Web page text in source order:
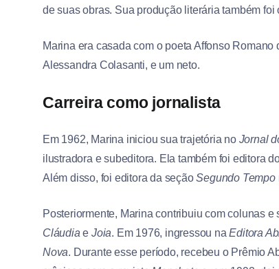
de suas obras. Sua produção literária também
Marina era casada com o poeta Affonso
Alessandra Colasanti, e um neto.
Carreira como jornalista
Em 1962, Marina iniciou sua trajetória no Jornal
ilustradora e subeditora. Ela também foi editora
Além disso, foi editora da seçãoSegundo Tempo
Posteriormente, Marina contribuiu com colunas e
Cláudia eJoia. Em 1976, ingressou naEditora
Nova. Durante esse período, recebeu o Prêmio